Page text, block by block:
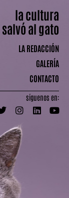
la cultura
salvó al gato
LA REDACCIÓN
GALERÍA
CONTACTO
síguenos en: